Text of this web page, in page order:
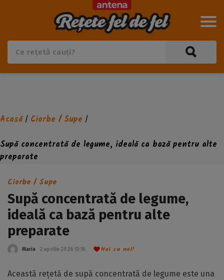
Acasă/ Ciorbe / Supe /
Supă concentrată de legume, ideală ca bază pentru alte
preparate
Ciorbe / Supe
Supă concentrată de legume,
ideală ca bază pentru alte
preparate
Maria 2 aprilie 2026 13:16 Hai cu noi!
Această rețetă de supă concentrată de legume este una